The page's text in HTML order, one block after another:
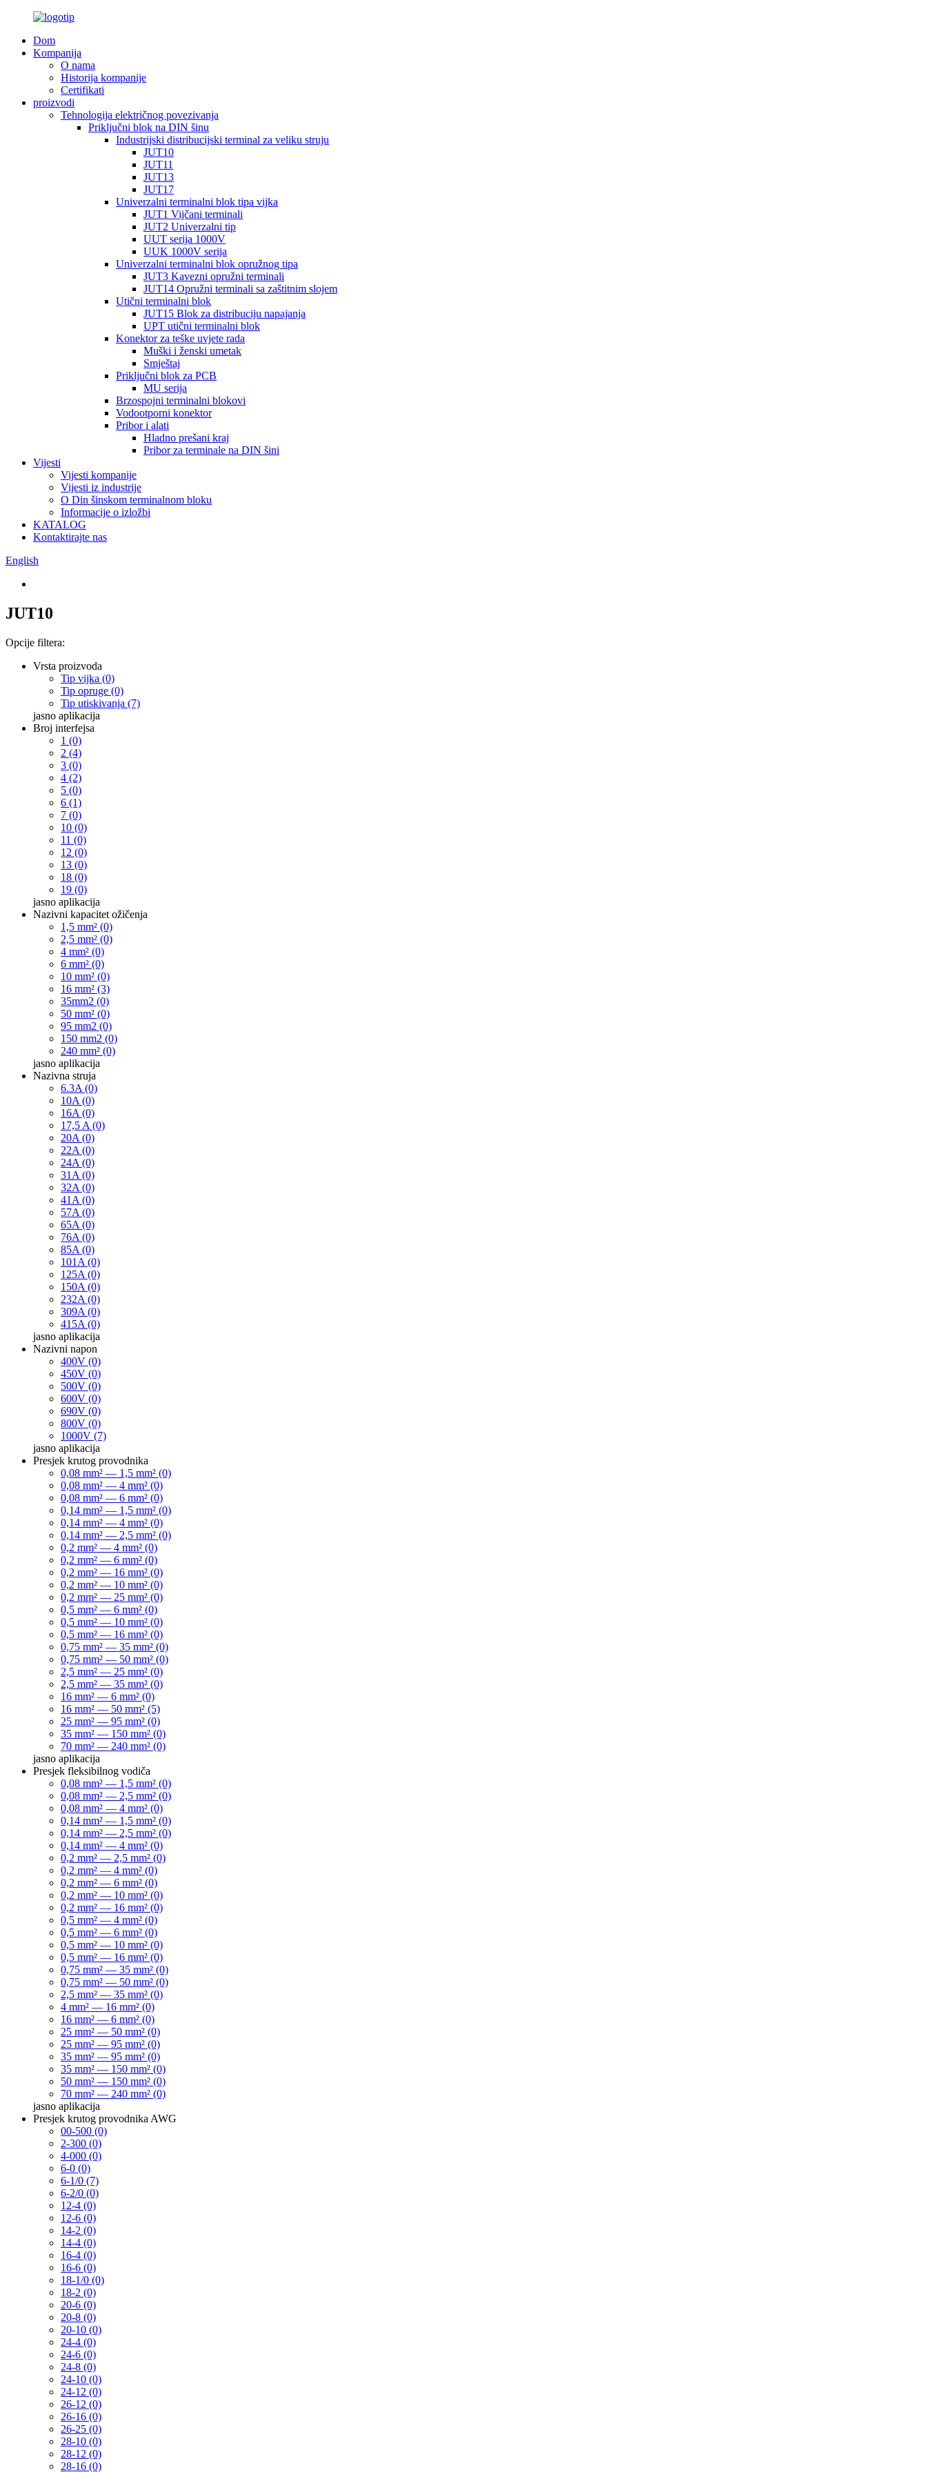
Dom
Kompanija
O nama
Historija kompanije
Certifikati
proizvodi
Tehnologija električnog povezivanja
Priključni blok na DIN šinu
Industrijski distribucijski terminal za veliku struju
JUT10
JUT11
JUT13
JUT17
Univerzalni terminalni blok tipa vijka
JUT1 Vijčani terminali
JUT2 Univerzalni tip
UUT serija 1000V
UUK 1000V serija
Univerzalni terminalni blok opružnog tipa
JUT3 Kavezni opružni terminali
JUT14 Opružni terminali sa zaštitnim slojem
Utični terminalni blok
JUT15 Blok za distribuciju napajanja
UPT utični terminalni blok
Konektor za teške uvjete rada
Muški i ženski umetak
Smještaj
Priključni blok za PCB
MU serija
Brzospojni terminalni blokovi
Vodootporni konektor
Pribor i alati
Hladno prešani kraj
Pribor za terminale na DIN šini
Vijesti
Vijesti kompanije
Vijesti iz industrije
O Din šinskom terminalnom bloku
Informacije o izložbi
KATALOG
Kontaktirajte nas
English
JUT10
Opcije filtera:
Vrsta proizvoda
Tip vijka (0)
Tip opruge (0)
Tip utiskivanja (7)
jasno aplikacija
Broj interfejsa
1 (0)
2 (4)
3 (0)
4 (2)
5 (0)
6 (1)
7 (0)
10 (0)
11 (0)
12 (0)
13 (0)
18 (0)
19 (0)
jasno aplikacija
Nazivni kapacitet ožičenja
1,5 mm² (0)
2,5 mm² (0)
4 mm² (0)
6 mm² (0)
10 mm² (0)
16 mm² (3)
35mm2 (0)
50 mm² (0)
95 mm2 (0)
150 mm2 (0)
240 mm² (0)
jasno aplikacija
Nazivna struja
6.3A (0)
10A (0)
16A (0)
17,5 A (0)
20A (0)
22A (0)
24A (0)
31A (0)
32A (0)
41A (0)
57A (0)
65A (0)
76A (0)
85A (0)
101A (0)
125A (0)
150A (0)
232A (0)
309A (0)
415A (0)
jasno aplikacija
Nazivni napon
400V (0)
450V (0)
500V (0)
600V (0)
690V (0)
800V (0)
1000V (7)
jasno aplikacija
Presjek krutog provodnika
0,08 mm² — 1,5 mm² (0)
0,08 mm² — 4 mm² (0)
0,08 mm² — 6 mm² (0)
0,14 mm² — 1,5 mm² (0)
0,14 mm² — 4 mm² (0)
0,14 mm² — 2,5 mm² (0)
0,2 mm² — 4 mm² (0)
0,2 mm² — 6 mm² (0)
0,2 mm² — 16 mm² (0)
0,2 mm² — 10 mm² (0)
0,2 mm² — 25 mm² (0)
0,5 mm² — 6 mm² (0)
0,5 mm² — 10 mm² (0)
0,5 mm² — 16 mm² (0)
0,75 mm² — 35 mm² (0)
0,75 mm² — 50 mm² (0)
2,5 mm² — 25 mm² (0)
2,5 mm² — 35 mm² (0)
16 mm² — 6 mm² (0)
16 mm² — 50 mm² (5)
25 mm² — 95 mm² (0)
35 mm² — 150 mm² (0)
70 mm² — 240 mm² (0)
jasno aplikacija
Presjek fleksibilnog vodiča
0,08 mm² — 1,5 mm² (0)
0,08 mm² — 2,5 mm² (0)
0,08 mm² — 4 mm² (0)
0,14 mm² — 1,5 mm² (0)
0,14 mm² — 2,5 mm² (0)
0,14 mm² — 4 mm² (0)
0,2 mm² — 2,5 mm² (0)
0,2 mm² — 4 mm² (0)
0,2 mm² — 6 mm² (0)
0,2 mm² — 10 mm² (0)
0,2 mm² — 16 mm² (0)
0,5 mm² — 4 mm² (0)
0,5 mm² — 6 mm² (0)
0,5 mm² — 10 mm² (0)
0,5 mm² — 16 mm² (0)
0,75 mm² — 35 mm² (0)
0,75 mm² — 50 mm² (0)
2,5 mm² — 35 mm² (0)
4 mm² — 16 mm² (0)
16 mm² — 6 mm² (0)
25 mm² — 50 mm² (0)
25 mm² — 95 mm² (0)
35 mm² — 95 mm² (0)
35 mm² — 150 mm² (0)
50 mm² — 150 mm² (0)
70 mm² — 240 mm² (0)
jasno aplikacija
Presjek krutog provodnika AWG
00-500 (0)
2-300 (0)
4-000 (0)
6-0 (0)
6-1/0 (7)
6-2/0 (0)
12-4 (0)
12-6 (0)
14-2 (0)
14-4 (0)
16-4 (0)
16-6 (0)
18-1/0 (0)
18-2 (0)
20-6 (0)
20-8 (0)
20-10 (0)
24-4 (0)
24-6 (0)
24-8 (0)
24-10 (0)
24-12 (0)
26-12 (0)
26-16 (0)
26-25 (0)
28-10 (0)
28-12 (0)
28-16 (0)